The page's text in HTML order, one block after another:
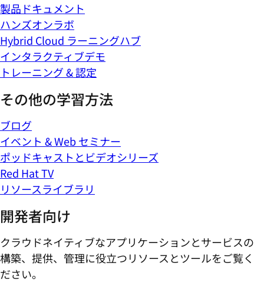
製品ドキュメント
ハンズオンラボ
Hybrid Cloud ラーニングハブ
インタラクティブデモ
トレーニング & 認定
その他の学習方法
ブログ
イベント & Web セミナー
ポッドキャストとビデオシリーズ
Red Hat TV
リソースライブラリ
開発者向け
クラウドネイティブなアプリケーションとサービスの
構築、提供、管理に役立つリソースとツールをご覧く
ださい。